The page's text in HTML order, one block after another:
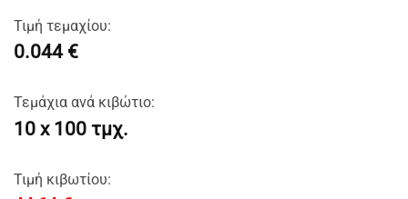
Τιμή τεμαχίου:
0.044 €
Τεμάχια ανά κιβώτιο:
10 x 100 τμχ.
Τιμή κιβωτίου: